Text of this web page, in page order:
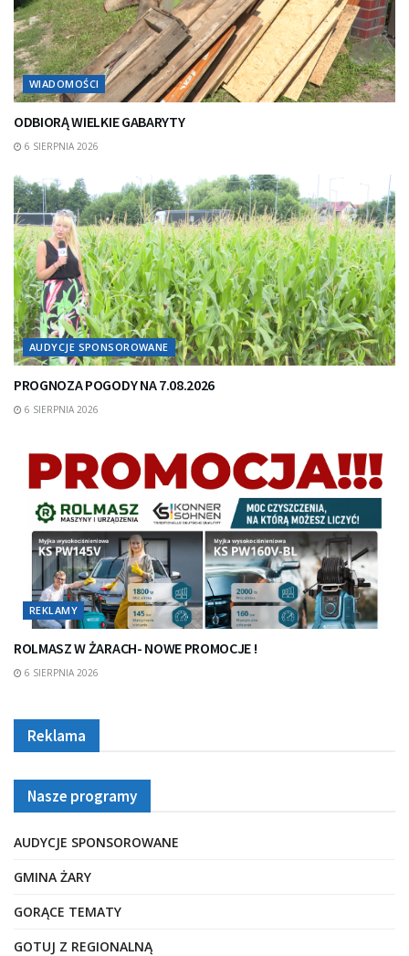
WIADOMOŚCI
ODBIORĄ WIELKIE GABARYTY
6 SIERPNIA 2026
AUDYCJE SPONSOROWANE
PROGNOZA POGODY NA 7.08.2026
6 SIERPNIA 2026
REKLAMY
ROLMASZ W ŻARACH- NOWE PROMOCJE !
6 SIERPNIA 2026
Reklama
Nasze programy
AUDYCJE SPONSOROWANE
GMINA ŻARY
GORĄCE TEMATY
GOTUJ Z REGIONALNĄ